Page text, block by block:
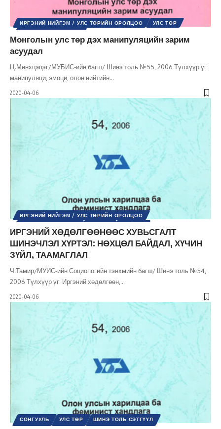
ИРГЭНИЙ НИЙГЭМ / УЛС ТӨРИЙН ОРОЛЦОО
УЛС ТӨР
Монголын улс төр дэх манипуляцийн зарим
асуудал
Ц.Мөнхцэцэг/МУБИС-ийн багш/ Шинэ толь №55, 2006 Түлхүүр үг:
манипуляци, эмоци, олон нийтийн…
2020-04-06
ИРГЭНИЙ НИЙГЭМ / УЛС ТӨРИЙН ОРОЛЦОО
ШИНЭ ТОЛЬ СЭТГҮҮЛ
ИРГЭНИЙ ХӨДӨЛГӨӨНӨӨС ХУВЬСГАЛТ
ШИНЭЧЛЭЛ ХҮРТЭЛ: НӨХЦӨЛ БАЙДАЛ, ХҮЧИН
ЗҮЙЛ, ТААМАГЛАЛ
Ч.Тамир/МУИС-ийн Социопогийн тэнхмийн багш/ Шинэ толь №54,
2006 Түлхүүр үг: Иргэний хөдөлгөөн, …
2020-04-06
СОНГУУЛЬ УЛС ТӨР ШИНЭ ТОЛЬ СЭТГҮҮЛ